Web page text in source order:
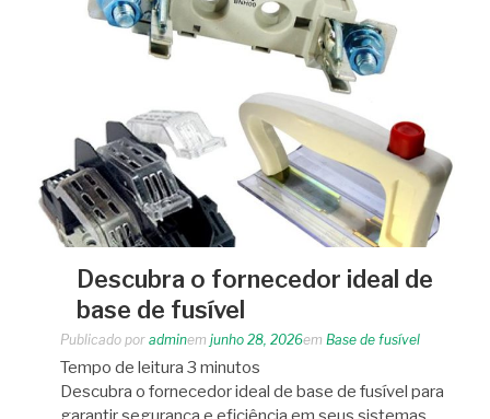
Descubra o fornecedor ideal de
base de fusível
Publicado por adminem junho 28, 2026em Base de fusível
Tempo de leitura 3 minutos
Descubra o fornecedor ideal de base de fusível para